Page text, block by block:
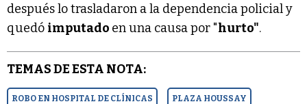
después lo trasladaron a la dependencia policial y
quedó imputado en una causa por "hurto".
TEMAS DE ESTA NOTA:
ROBO EN HOSPITAL DE CLÍNICAS PLAZA HOUSSAY